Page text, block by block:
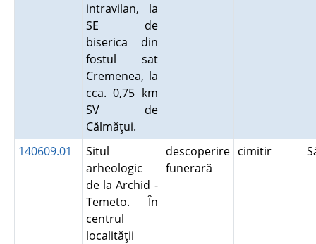
intravilan, la
SE de
biserica din
fostul sat
Cremenea, la
cca. 0,75 km
SV de
Călmăţui.
140609.01
Situl
arheologic
de la Archid -
Temeto. În
centrul
localităţii
descoperire
funerară
cimitir